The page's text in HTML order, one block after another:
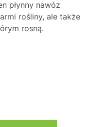
płynny nawóz
rośliny, ale także
rosną.